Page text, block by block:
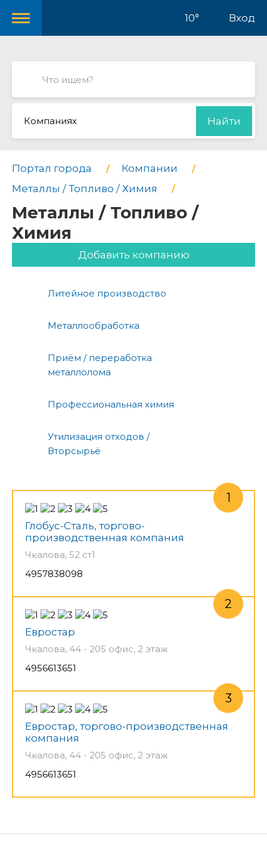
10° Вход
Компаниях Найти
Портал города
Компании
Металлы / Топливо / Химия
Металлы / Топливо /
Химия
Добавить компанию
Литейное производство
Металлообработка
Приём / переработка
металлолома
Профессиональная химия
Утилизация отходов /
Вторсырьё
Глобус-Сталь, торгово-
производственная компания
Чкалова, 52 ст1
4957838098
Евростар
Чкалова, 44 - 205 офис, 2 этаж
4956613651
Евростар, торгово-производственная
компания
Чкалова, 44 - 205 офис, 2 этаж
4956613651